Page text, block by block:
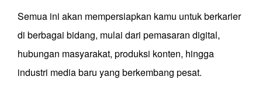
Semua ini akan mempersiapkan kamu untuk berkarier
di berbagai bidang, mulai dari pemasaran digital,
hubungan masyarakat, produksi konten, hingga
industri media baru yang berkembang pesat.